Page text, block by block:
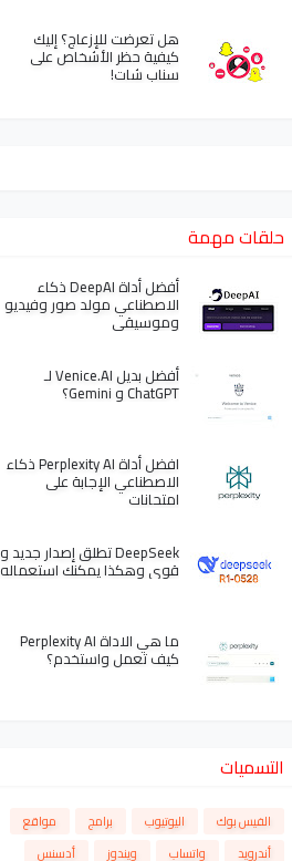
هل تعرضت للإزعاج؟ إليك
كيفية حظر الأشخاص على
سناب شات!
حلقات مهمة
أفضل أداة DeepAI ذكاء
الاصطناعي مولد صور وفيديو
وموسيقى
أفضل بديل Venice.AI لـ
ChatGPT و Gemini؟
افضل أداة Perplexity AI ذكاء
الاصطناعي الإجابة على
امتحانات
DeepSeek تطلق إصدار جديد و
قوي وهكذا يمكنك استعماله
ما هي الاداة Perplexity AI
كيف تعمل واستخدم؟
التسميات
الفيس بوك اليوتيوب برامج
مواقع
أندرويد
واتساب ويندوز
أدسنس